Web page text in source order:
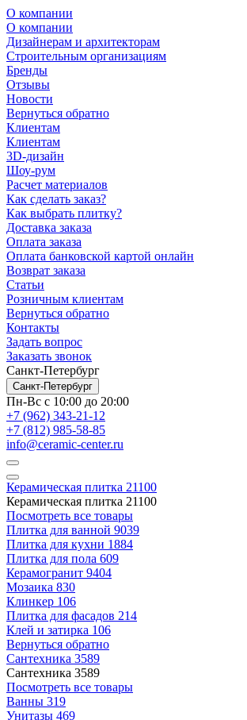
О компании
О компании
Дизайнерам и архитекторам
Строительным организациям
Бренды
Отзывы
Новости
Вернуться обратно
Клиентам
Клиентам
3D-дизайн
Шоу-рум
Расчет материалов
Как сделать заказ?
Как выбрать плитку?
Доставка заказа
Оплата заказа
Оплата банковской картой онлайн
Возврат заказа
Статьи
Розничным клиентам
Вернуться обратно
Контакты
Задать вопрос
Заказать звонок
Санкт-Петербург
Санкт-Петербург
Пн-Вс с 10:00 до 20:00
+7 (962) 343-21-12
+7 (812) 985-58-85
info@ceramic-center.ru
Керамическая плитка 21100
Керамическая плитка 21100
Посмотреть все товары
Плитка для ванной 9039
Плитка для кухни 1884
Плитка для пола 609
Керамогранит 9404
Мозаика 830
Клинкер 106
Плитка для фасадов 214
Клей и затирка 106
Вернуться обратно
Сантехника 3589
Сантехника 3589
Посмотреть все товары
Ванны 319
Унитазы 469